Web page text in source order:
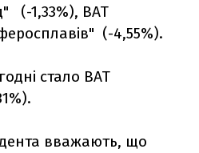
(-1,33%), ВАТ
(-4,55%).
стало ВАТ
вважають, що